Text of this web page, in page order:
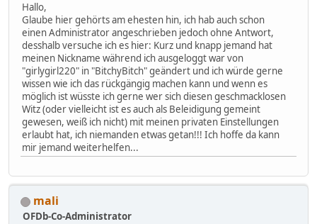
Hallo,
Glaube hier gehörts am ehesten hin, ich hab auch schon
einen Administrator angeschrieben jedoch ohne Antwort,
desshalb versuche ich es hier: Kurz und knapp jemand hat
meinen Nickname während ich ausgeloggt war von
"girlygirl220" in "BitchyBitch" geändert und ich würde gerne
wissen wie ich das rückgängig machen kann und wenn es
möglich ist wüsste ich gerne wer sich diesen geschmacklosen
Witz (oder vielleicht ist es auch als Beleidigung gemeint
gewesen, weiß ich nicht) mit meinen privaten Einstellungen
erlaubt hat, ich niemanden etwas getan!!! Ich hoffe da kann
mir jemand weiterhelfen...
mali
OFDb-Co-Administrator